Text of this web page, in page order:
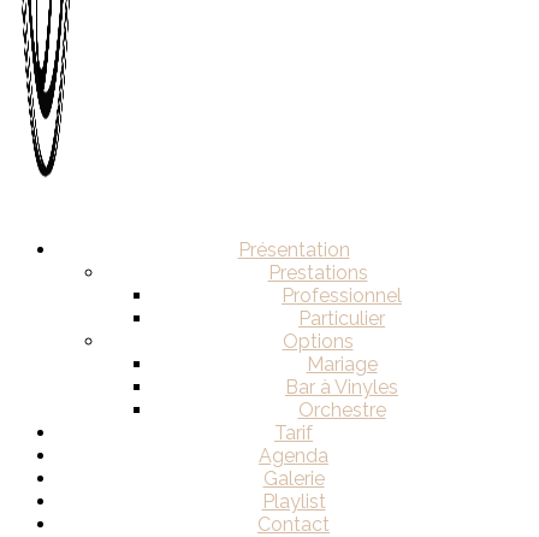
Présentation
Prestations
Professionnel
Particulier
Options
Mariage
Bar à Vinyles
Orchestre
Tarif
Agenda
Galerie
Playlist
Contact